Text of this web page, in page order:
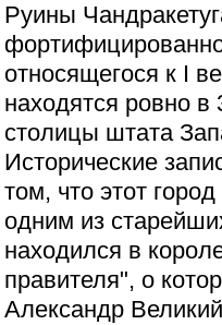
Руины
относящегося к I
находятся ровно в
столицы штата
Исторические
том, что этот
одним из
находился в
правителя", о
Александр